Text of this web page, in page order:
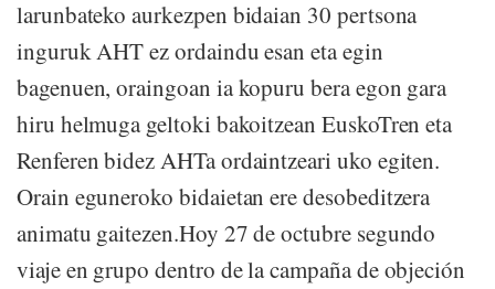
larunbateko aurkezpen bidaian 30 pertsona
inguruk AHT ez ordaindu esan eta egin
bagenuen, oraingoan ia kopuru bera egon gara
hiru helmuga geltoki bakoitzean EuskoTren eta
Renferen bidez AHTa ordaintzeari uko egiten.
Orain eguneroko bidaietan ere desobeditzera
animatu gaitezen.Hoy 27 de octubre segundo
viaje en grupo dentro de la campaña de objeción